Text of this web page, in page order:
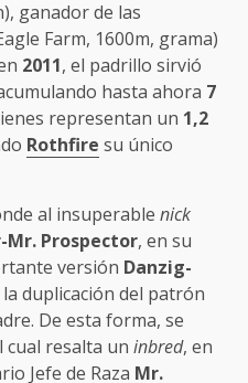
ganador de las
Farm, 1600m, grama)
2011, el padrillo sirvió
hasta ahora 7
representan un 1,2
Rothfire su único
al insuperable nick
Mr. Prospector, en su
versión Danzig-
duplicación del patrón
De esta forma, se
cual resalta un inbred, en
Jefe de Raza Mr.